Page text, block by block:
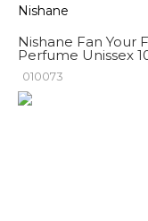
Nishane
Nishane Fan Your
Perfume Unissex
010073